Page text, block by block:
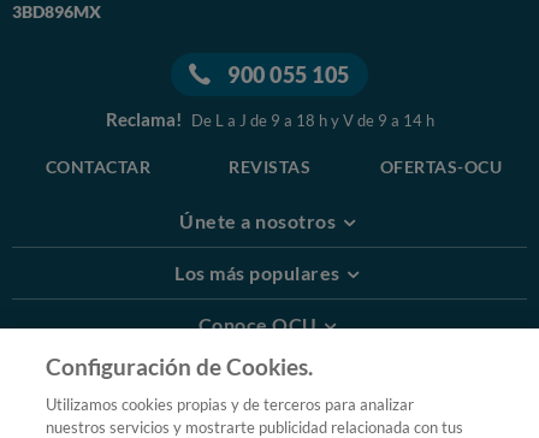
3BD896MX
900 055 105
Reclama! De L a J de 9 a 18 h y V de 9 a 14 h
CONTACTAR REVISTAS OFERTAS-OCU
Únete a nosotros
Los más populares
Conoce OCU
Más Información
© 2026 OCU
Configuración de Cookies.
Utilizamos cookies propias y de terceros para analizar
nuestros servicios y mostrarte publicidad relacionada con tus